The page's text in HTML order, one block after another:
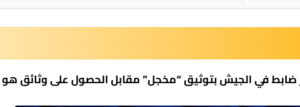
ضابط في الجيش بتوثيق “مخجل” مقابل الحصول على وثائق